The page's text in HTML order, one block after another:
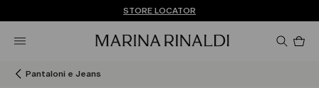
SPEDIZIONI E RESI GRATUITI
Non hai un MyAccount? REGISTRATI SUBITO
STORE LOCATOR
Pantaloni e Jeans